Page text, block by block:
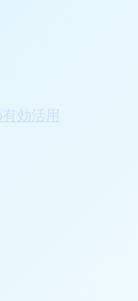
効活用